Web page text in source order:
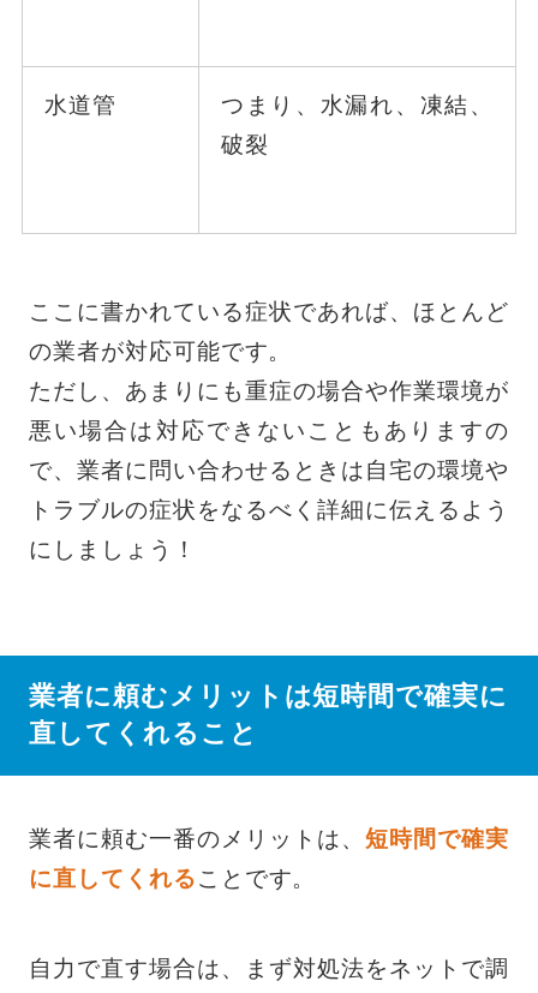
水道管
つまり、水漏れ、凍結、
破裂
ここに書かれている症状であれば、ほとんど
の業者が対応可能です。
ただし、あまりにも重症の場合や作業環境が
悪い場合は対応できないこともありますの
で、業者に問い合わせるときは自宅の環境や
トラブルの症状をなるべく詳細に伝えるよう
にしましょう！
業者に頼むメリットは短時間で確実に
直してくれること
業者に頼む一番のメリットは、短時間で確実
に直してくれることです。
自力で直す場合は、まず対処法をネットで調